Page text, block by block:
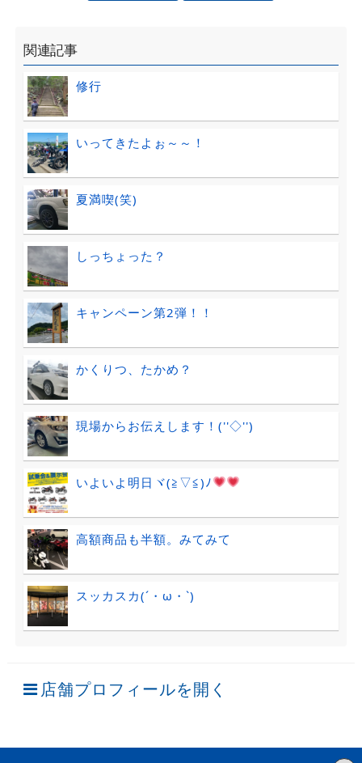
関連記事
修行
いってきたよぉ～～！
夏満喫(笑)
しっちょった？
キャンペーン第2弾！！
かくりつ、たかめ？
現場からお伝えします！(''◇'')ゞ
いよいよ明日ヾ(≧▽≦)ﾉ
高額商品も半額。みてみて
スッカスカ(´・ω・`)
店舗プロフィールを開く